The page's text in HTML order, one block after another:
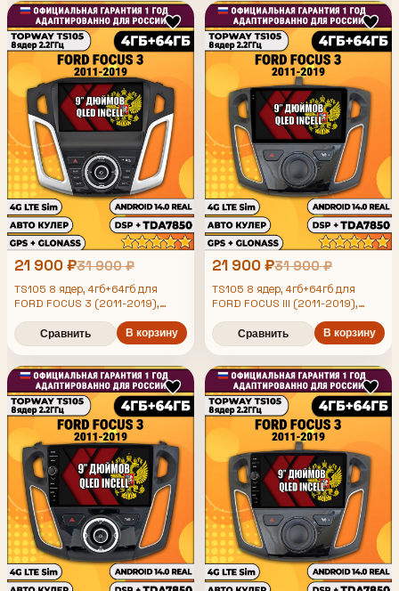
21 900 ₽31 900 ₽
TS105 8 ядер, 4гб+64гб для
FORD FOCUS 3 (2011-2019),
Android магнитола
Сравнить В корзину
21 900 ₽31 900 ₽
TS105 8 ядер, 4гб+64гб для
FORD FOCUS III (2011-2019),
Android магнитола
Сравнить В корзину